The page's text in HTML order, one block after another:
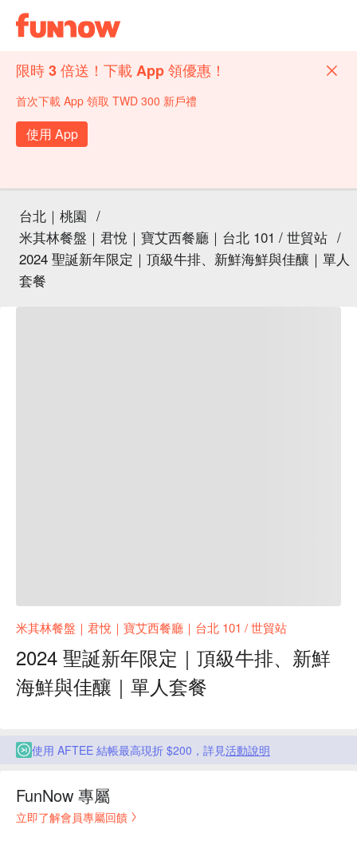
限時 3 倍送！下載 App 領優惠！
首次下載 App 領取 TWD 300 新戶禮
使用 App
台北｜桃園 /
米其林餐盤｜君悅｜寶艾西餐廳｜台北 101 / 世貿站 /
2024 聖誕新年限定｜頂級牛排、新鮮海鮮與佳釀｜單人
套餐
米其林餐盤｜君悅｜寶艾西餐廳｜台北 101 / 世貿站
2024 聖誕新年限定｜頂級牛排、新鮮
海鮮與佳釀｜單人套餐
使用 AFTEE 結帳最高現折 $200，詳見活動說明
FunNow 專屬
立即了解會員專屬回饋